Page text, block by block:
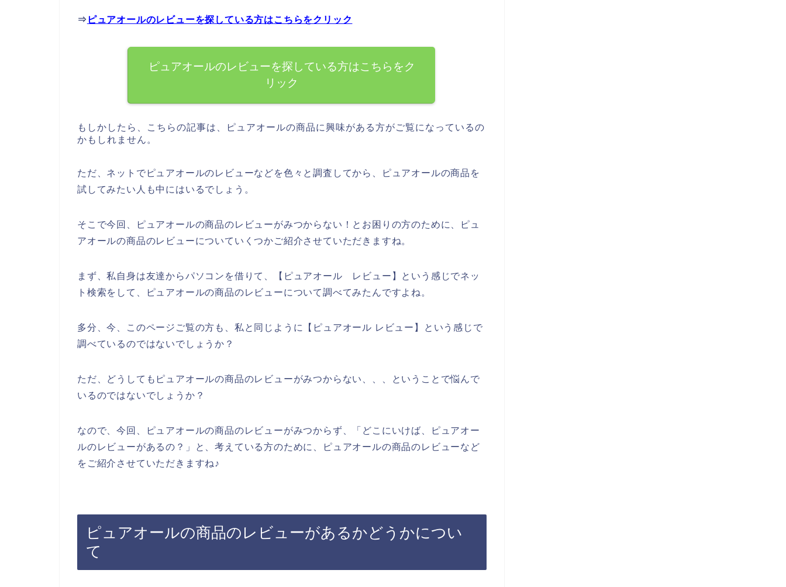
⇒ ピュアオールのレビューを探している方はこちらをクリック
ピュアオールのレビューを探している方はこちらをク
リック
もしかしたら、こちらの記事は、ピュアオールの商品に興味がある方がご覧になっているの
かもしれません。
ただ、ネットでピュアオールのレビューなどを色々と調査してから、ピュアオールの商品を
試してみたい人も中にはいるでしょう。
そこで今回、ピュアオールの商品のレビューがみつからない！とお困りの方のために、ピュ
アオールの商品のレビューについていくつかご紹介させていただきますね。
まず、私自身は友達からパソコンを借りて、【ピュアオール レビュー】という感じでネッ
ト検索をして、ピュアオールの商品のレビューについて調べてみたんですよね。
多分、今、このページご覧の方も、私と同じように【ピュアオール レビュー】という感じで
調べているのではないでしょうか？
ただ、どうしてもピュアオールの商品のレビューがみつからない、、、ということで悩んで
いるのではないでしょうか？
なので、今回、ピュアオールの商品のレビューがみつからず、「どこにいけば、ピュアオー
ルのレビューがあるの？」と、考えている方のために、ピュアオールの商品のレビューなど
をご紹介させていただきますね♪
ピュアオールの商品のレビューがあるかどうかについ
て